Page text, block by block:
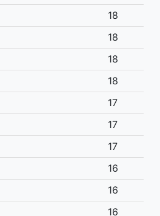
18
18
18
18
17
17
17
16
16
16